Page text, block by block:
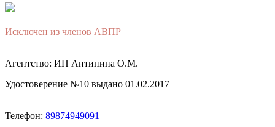
Исключен из членов АВПР
Агентство: ИП Антипина О.М.
Удостоверение №10 выдано 01.02.2017
Телефон: 89874949091